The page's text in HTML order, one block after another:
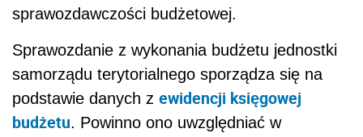
sprawozdawczości budżetowej.
Sprawozdanie z wykonania budżetu jednostki
samorządu terytorialnego sporządza się na
podstawie danych z ewidencji księgowej
budżetu. Powinno ono uwzględniać w